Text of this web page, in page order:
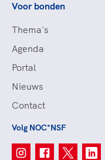
Voor bonden
Thema's
Agenda
Portal
Nieuws
Contact
Volg NOC*NSF